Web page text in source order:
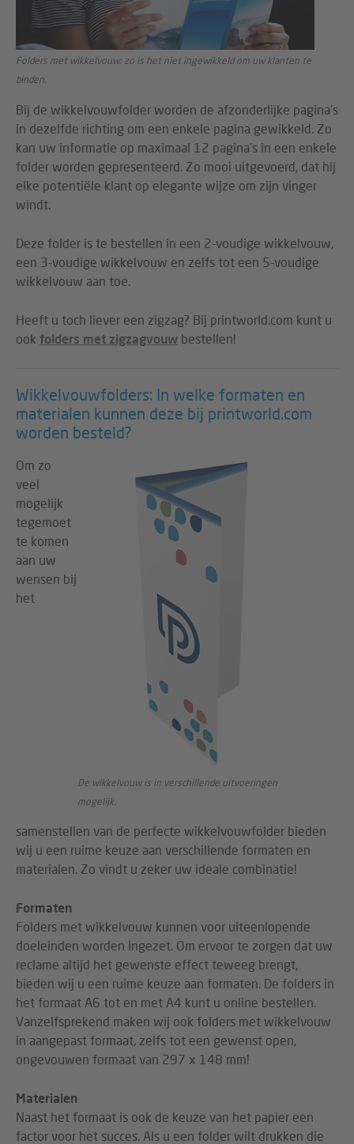
Folders met wikkelvouw: zo is het niet ingewikkeld om uw klanten te
binden.
Bij de wikkelvouwfolder worden de afzonderlijke pagina's
in dezelfde richting om een enkele pagina gewikkeld. Zo
kan uw informatie op maximaal 12 pagina's in een enkele
folder worden gepresenteerd. Zo mooi uitgevoerd, dat hij
elke potentiële klant op elegante wijze om zijn vinger
windt.
Deze folder is te bestellen in een 2-voudige wikkelvouw,
een 3-voudige wikkelvouw en zelfs tot een 5-voudige
wikkelvouw aan toe.
Heeft u toch liever een zigzag? Bij printworld.com kunt u
ook folders met zigzagvouw bestellen!
Wikkelvouwfolders: In welke formaten en
materialen kunnen deze bij printworld.com
worden besteld?
De wikkelvouw is in verschillende uitvoeringen
mogelijk.
Om zo
veel
mogelijk
tegemoet
te komen
aan uw
wensen bij
het
samenstellen van de perfecte wikkelvouwfolder bieden
wij u een ruime keuze aan verschillende formaten en
materialen. Zo vindt u zeker uw ideale combinatie!
Formaten
Folders met wikkelvouw kunnen voor uiteenlopende
doeleinden worden ingezet. Om ervoor te zorgen dat uw
reclame altijd het gewenste effect teweeg brengt,
bieden wij u een ruime keuze aan formaten. De folders in
het formaat A6 tot en met A4 kunt u online bestellen.
Vanzelfsprekend maken wij ook folders met wikkelvouw
in aangepast formaat, zelfs tot een gewenst open,
ongevouwen formaat van 297 x 148 mm!
Materialen
Naast het formaat is ook de keuze van het papier een
factor voor het succes. Als u een folder wilt drukken die